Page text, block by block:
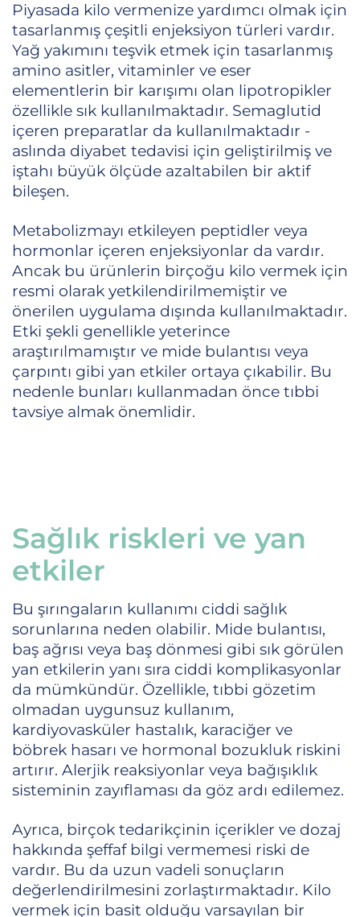
Piyasada kilo vermenize yardımcı olmak için
tasarlanmış çeşitli enjeksiyon türleri vardır.
Yağ yakımını teşvik etmek için tasarlanmış
amino asitler, vitaminler ve eser
elementlerin bir karışımı olan lipotropikler
özellikle sık kullanılmaktadır. Semaglutid
içeren preparatlar da kullanılmaktadır -
aslında diyabet tedavisi için geliştirilmiş ve
iştahı büyük ölçüde azaltabilen bir aktif
bileşen.
Metabolizmayı etkileyen peptidler veya
hormonlar içeren enjeksiyonlar da vardır.
Ancak bu ürünlerin birçoğu kilo vermek için
resmi olarak yetkilendirilmemiştir ve
önerilen uygulama dışında kullanılmaktadır.
Etki şekli genellikle yeterince
araştırılmamıştır ve mide bulantısı veya
çarpıntı gibi yan etkiler ortaya çıkabilir. Bu
nedenle bunları kullanmadan önce tıbbi
tavsiye almak önemlidir.
Sağlık riskleri ve yan
etkiler
Bu şırıngaların kullanımı ciddi sağlık
sorunlarına neden olabilir. Mide bulantısı,
baş ağrısı veya baş dönmesi gibi sık görülen
yan etkilerin yanı sıra ciddi komplikasyonlar
da mümkündür. Özellikle, tıbbi gözetim
olmadan uygunsuz kullanım,
kardiyovasküler hastalık, karaciğer ve
böbrek hasarı ve hormonal bozukluk riskini
artırır. Alerjik reaksiyonlar veya bağışıklık
sisteminin zayıflaması da göz ardı edilemez.
Ayrıca, birçok tedarikçinin içerikler ve dozaj
hakkında şeffaf bilgi vermemesi riski de
vardır. Bu da uzun vadeli sonuçların
değerlendirilmesini zorlaştırmaktadır. Kilo
vermek için basit olduğu varsayılan bir